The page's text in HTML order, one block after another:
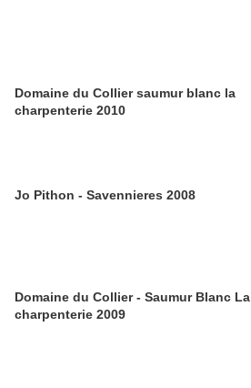
Domaine du Collier saumur blanc la
charpenterie 2010
Jo Pithon - Savennieres 2008
Domaine du Collier - Saumur Blanc La
charpenterie 2009